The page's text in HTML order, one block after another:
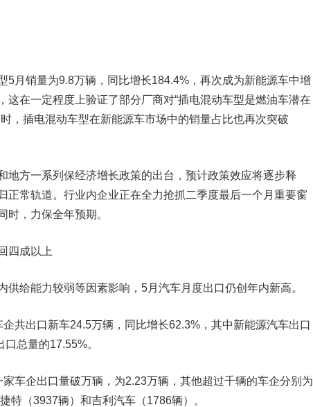
销量为9.8万辆，同比增长184.4%，再次成为新能源车中增
这在一定程度上验证了部分厂商对“插电混动车型是燃油车潜在
，插电混动车型在新能源车市场中的销量占比也再次突破
方一系列保经济增长政策的出台，预计政策效应将逐步释
正常轨道。行业内企业正在全力抢抓二季度最后一个月重要窗
时，力保全年预期。
四成以上
给能力较弱等因素影响，5月汽车月度出口仍创年内新高。
出口新车24.5万辆，同比增长62.3%，其中新能源汽车出口
总量的17.55%。
企出口量破万辆，为2.23万辆，其他超过千辆的车企分别为
特（3937辆）和吉利汽车（1786辆）。